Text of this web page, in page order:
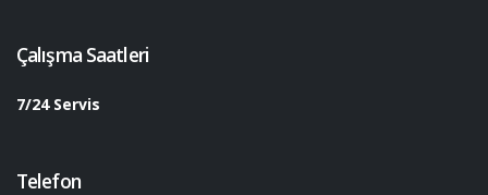
Çalışma Saatleri
7/24 Servis
Telefon